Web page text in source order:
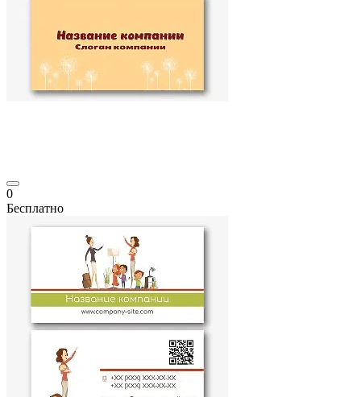
0
Бесплатно